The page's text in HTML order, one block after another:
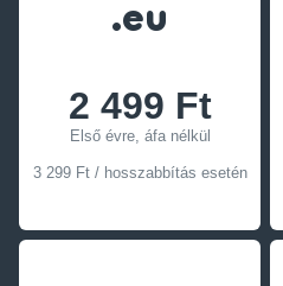
.eu
2 499 Ft
Első évre, áfa nélkül
3 299 Ft / hosszabbítás esetén